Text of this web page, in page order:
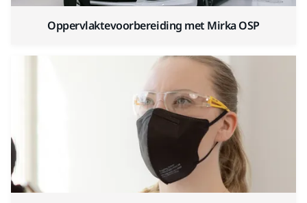
Oppervlaktevoorbereiding met Mirka OSP